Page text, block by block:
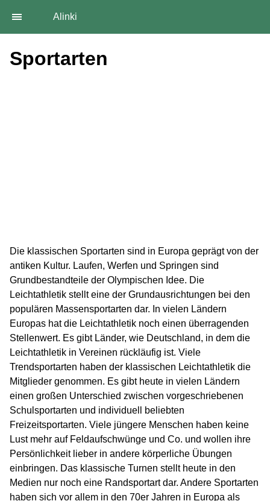
Alinki
Sportarten
Die klassischen Sportarten sind in Europa geprägt von der
antiken Kultur. Laufen, Werfen und Springen sind
Grundbestandteile der Olympischen Idee. Die
Leichtathletik stellt eine der Grundausrichtungen bei den
populären Massensportarten dar. In vielen Ländern
Europas hat die Leichtathletik noch einen überragenden
Stellenwert. Es gibt Länder, wie Deutschland, in dem die
Leichtathletik in Vereinen rückläufig ist. Viele
Trendsportarten haben der klassischen Leichtathletik die
Mitglieder genommen. Es gibt heute in vielen Ländern
einen großen Unterschied zwischen vorgeschriebenen
Schulsportarten und individuell beliebten
Freizeitsportarten. Viele jüngere Menschen haben keine
Lust mehr auf Feldaufschwünge und Co. und wollen ihre
Persönlichkeit lieber in andere körperliche Übungen
einbringen. Das klassische Turnen stellt heute in den
Medien nur noch eine Randsportart dar. Andere Sportarten
haben sich vor allem in den 70er Jahren in Europa als